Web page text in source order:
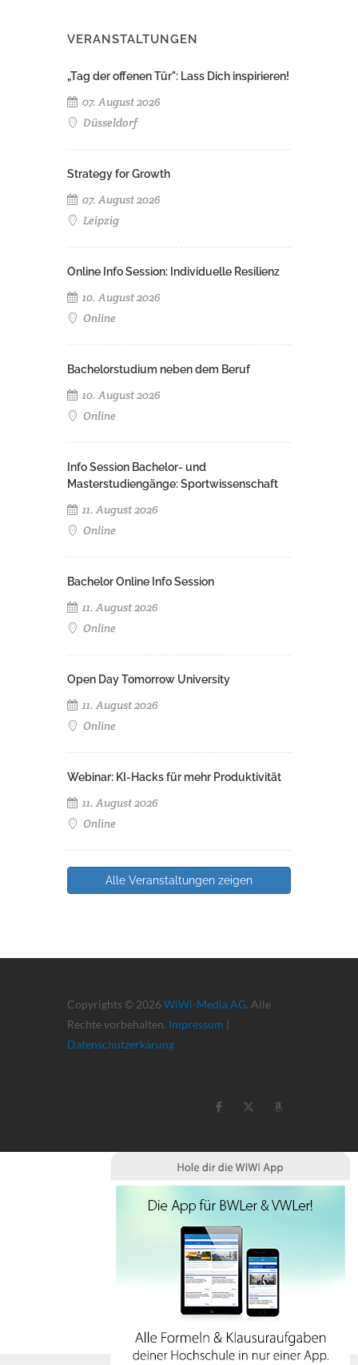
VERANSTALTUNGEN
„Tag der offenen Tür": Lass Dich inspirieren!
07. August 2026
Düsseldorf
Strategy for Growth
07. August 2026
Leipzig
Online Info Session: Individuelle Resilienz
10. August 2026
Online
Bachelorstudium neben dem Beruf
10. August 2026
Online
Info Session Bachelor- und
Masterstudiengänge: Sportwissenschaft
11. August 2026
Online
Bachelor Online Info Session
11. August 2026
Online
Open Day Tomorrow University
11. August 2026
Online
Webinar: KI-Hacks für mehr Produktivität
11. August 2026
Online
Alle Veranstaltungen zeigen
Copyrights © 2026 WiWi-Media AG. Alle
Rechte vorbehalten. Impressum |
Datenschutzerkärung